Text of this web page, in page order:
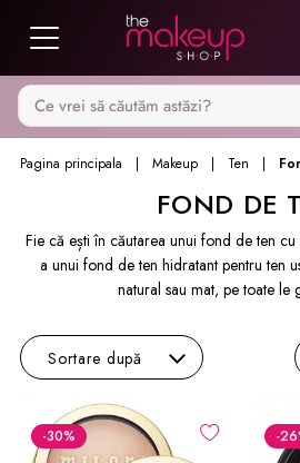
Caută pe MakeupShop
Pagina principala Makeup Ten
FOND DE
Fie că ești în căutarea unui fond de ten
a unui fond de ten hidratant pentru ten
natural sau mat, pe toate le
Sortare după
-30% -26